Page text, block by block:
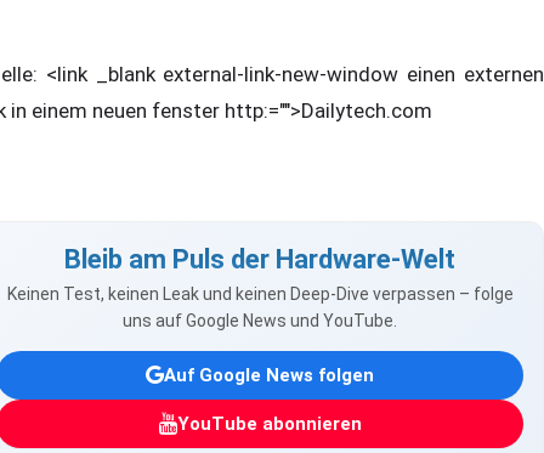
<link _blank external-link-new-window einen externen
in einem neuen fenster http:="">Dailytech.com
Bleib am Puls der Hardware-Welt
Keinen Test, keinen Leak und keinen Deep-Dive verpassen – folge
uns auf Google News und YouTube.
Auf Google News folgen
YouTube abonnieren